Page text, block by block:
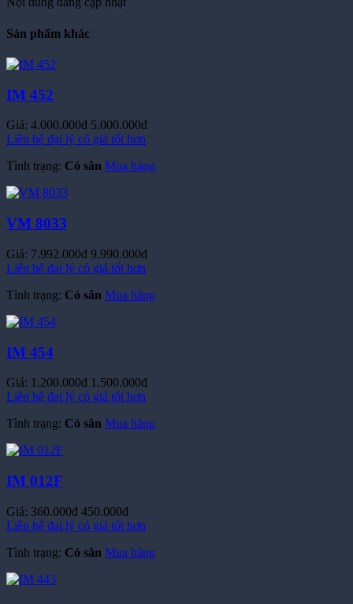
IM 452
Giá:4.000.000đ
Liên hệ đại lý có giá tốt hơn
Tình trạng:Có sẳn Mua hàng
Liên hệ đại lý có giá tốt hơn
Tình trạng:Có sẳn Mua hàng
IM 454
Giá:1.200.000đ
Liên hệ đại lý có giá tốt hơn
Tình trạng:Có sẳn Mua hàng
Liên hệ đại lý có giá tốt hơn
Tình trạng:Có sẳn Mua hàng
IM 443